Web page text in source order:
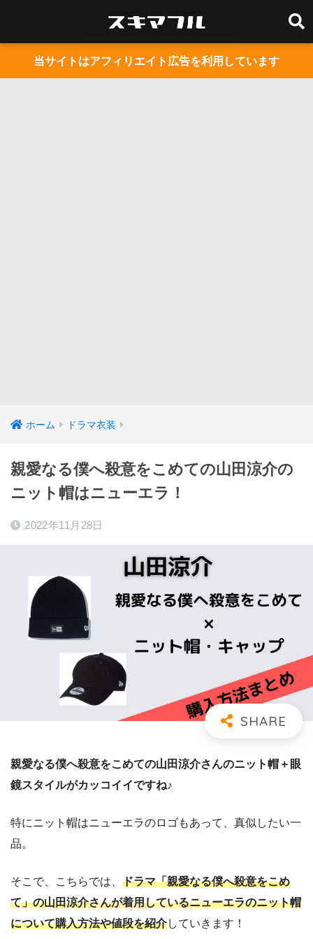
当サイトはアフィリエイト広告を利用しています
ホーム ドラマ衣装
親愛なる僕へ殺意をこめての山田涼介の
ニット帽はニューエラ！
2022年11月28日
親愛なる僕へ殺意をこめての山田涼介さんのニット帽＋眼
鏡スタイルがカッコイイですね♪
特にニット帽はニューエラのロゴもあって、真似したい一
品。
そこで、こちらでは、 ドラマ「親愛なる僕へ殺意をこめ
て」の山田涼介さんが着用しているニューエラのニット帽
について購入方法や値段を紹介していきます！